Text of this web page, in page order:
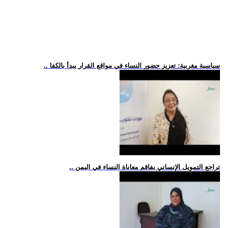
.. سياسية مغربية: تعزيز حضور النساء في مواقع القرار يبدأ بالكفا
.. تراجع التمويل الإنساني يفاقم معاناة النساء في اليمن